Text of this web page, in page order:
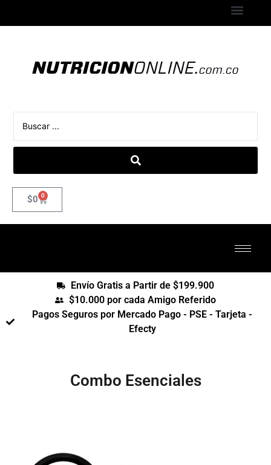
$0 0
Envío Gratis a Partir de $199.900
$10.000 por cada Amigo Referido
Pagos Seguros por Mercado Pago - PSE - Tarjeta -
Efecty
Combo Esenciales